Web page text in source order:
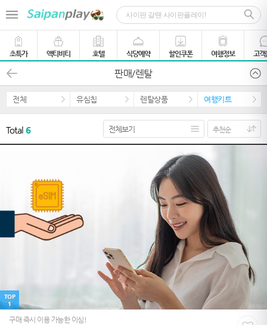
초특가 액티비티 호텔 식당예약 할인쿠폰 여행정보 고객
판매/렌탈
전체 유심칩 렌탈상품 여행키트
Total 6
TOP
1
구매 즉시 이용 가능한 이심!